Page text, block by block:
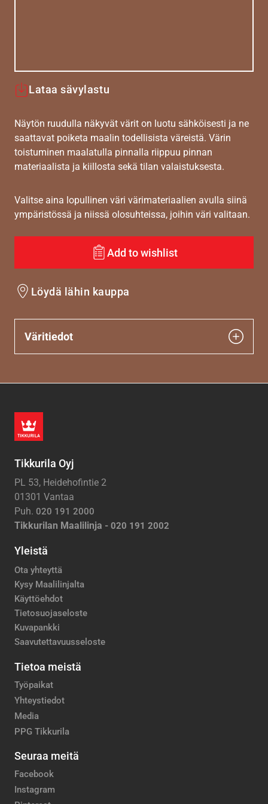
Lataa sävylastu
Näytön ruudulla näkyvät värit on luotu sähköisesti ja ne
saattavat poiketa maalin todellisista väreistä. Värin
toistuminen maalatulla pinnalla riippuu pinnan
materiaalista ja kiillosta sekä tilan valaistuksesta.
Valitse aina lopullinen väri värimateriaalien avulla siinä
ympäristössä ja niissä olosuhteissa, joihin väri valitaan.
Add to wishlist
Löydä lähin kauppa
Väritiedot
Tikkurila Oyj
PL 53, Heidehofintie 2
01301 Vantaa
Puh. 020 191 2000
Tikkurilan Maalilinja - 020 191 2002
Yleistä
Ota yhteyttä
Kysy Maalilinjalta
Käyttöehdot
Tietosuojaseloste
Kuvapankki
Saavutettavuusseloste
Tietoa meistä
Työpaikat
Yhteystiedot
Media
PPG Tikkurila
Seuraa meitä
Facebook
Instagram